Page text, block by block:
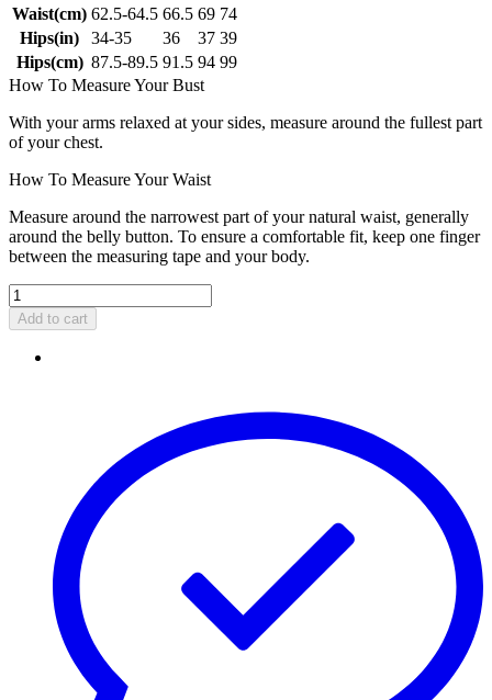
Waist(cm) 62.5-64.5 66.5 69 74
Hips(in)
34-35 36 37 39
Hips(cm) 87.5-89.5 91.5 94 99
How To Measure Your Bust
With your arms relaxed at your sides, measure around the fullest part
of your chest.
How To Measure Your Waist
Measure around the narrowest part of your natural waist, generally
around the belly button. To ensure a comfortable fit, keep one finger
between the measuring tape and your body.
Add to cart